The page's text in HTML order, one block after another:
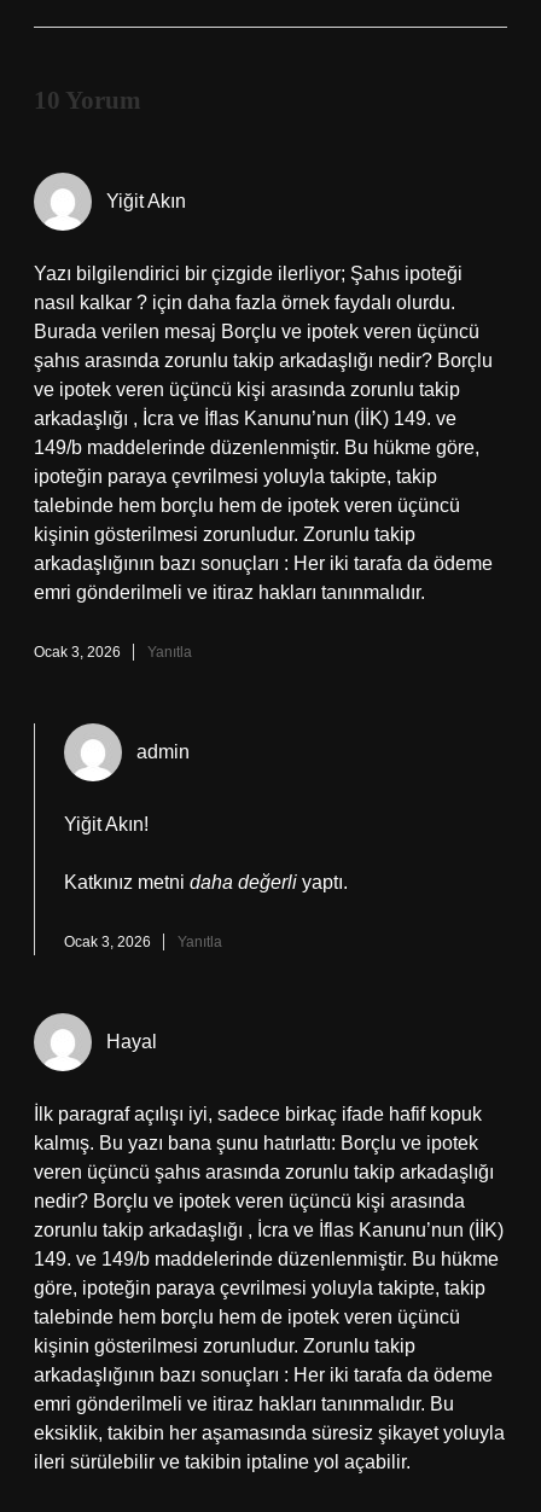
10 Yorum
Yiğit Akın
Yazı bilgilendirici bir çizgide ilerliyor; Şahıs ipoteği
nasıl kalkar ? için daha fazla örnek faydalı olurdu.
Burada verilen mesaj Borçlu ve ipotek veren üçüncü
şahıs arasında zorunlu takip arkadaşlığı nedir? Borçlu
ve ipotek veren üçüncü kişi arasında zorunlu takip
arkadaşlığı , İcra ve İflas Kanunu’nun (İİK) 149. ve
149/b maddelerinde düzenlenmiştir. Bu hükme göre,
ipoteğin paraya çevrilmesi yoluyla takipte, takip
talebinde hem borçlu hem de ipotek veren üçüncü
kişinin gösterilmesi zorunludur. Zorunlu takip
arkadaşlığının bazı sonuçları : Her iki tarafa da ödeme
emri gönderilmeli ve itiraz hakları tanınmalıdır.
Ocak 3, 2026 Yanıtla
admin
Yiğit Akın!
Katkınız metni daha değerli yaptı.
Ocak 3, 2026 Yanıtla
Hayal
İlk paragraf açılışı iyi, sadece birkaç ifade hafif kopuk
kalmış. Bu yazı bana şunu hatırlattı: Borçlu ve ipotek
veren üçüncü şahıs arasında zorunlu takip arkadaşlığı
nedir? Borçlu ve ipotek veren üçüncü kişi arasında
zorunlu takip arkadaşlığı , İcra ve İflas Kanunu’nun (İİK)
149. ve 149/b maddelerinde düzenlenmiştir. Bu hükme
göre, ipoteğin paraya çevrilmesi yoluyla takipte, takip
talebinde hem borçlu hem de ipotek veren üçüncü
kişinin gösterilmesi zorunludur. Zorunlu takip
arkadaşlığının bazı sonuçları : Her iki tarafa da ödeme
emri gönderilmeli ve itiraz hakları tanınmalıdır. Bu
eksiklik, takibin her aşamasında süresiz şikayet yoluyla
ileri sürülebilir ve takibin iptaline yol açabilir.